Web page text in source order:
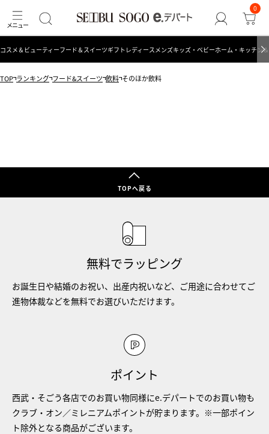
0
コスメ＆ビューティーフード＆スイーツギフト レディース メンズキッズ・ベビーホーム・キッチン
TOP ランキング フード&スイーツ 飲料 そのほか飲料
TOPへ戻る
無料でラッピング
お誕生日や結婚のお祝い、出産内祝いなど、ご用途に合わせてご
進物体裁などを無料でお選びいただけます。
ポイント
西武・そごう各店でのお買い物同様にe.デパートでのお買い物も
クラブ・オン／ミレニアムポイントが貯まります。※一部ポイン
ト除外となる商品がございます。